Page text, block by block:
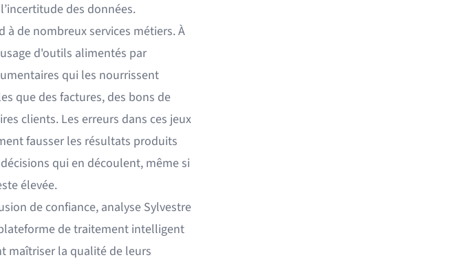
des données.
à de nombreux services métiers. À
d'outils alimentés par
qui les nourrissent
que des factures, des bons de
clients. Les erreurs dans ces jeux
fausser les résultats produits
qui en découlent, même si
élevée.
de confiance, analyse Sylvestre
de traitement intelligent
maîtriser la qualité de leurs